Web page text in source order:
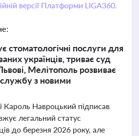
версії Платформи LIGA360.
послуги для
українців, триває суд
Мелітополь розвиває
службу з новими
Навроцький підписав
легальний статус
до березня 2026 року, але